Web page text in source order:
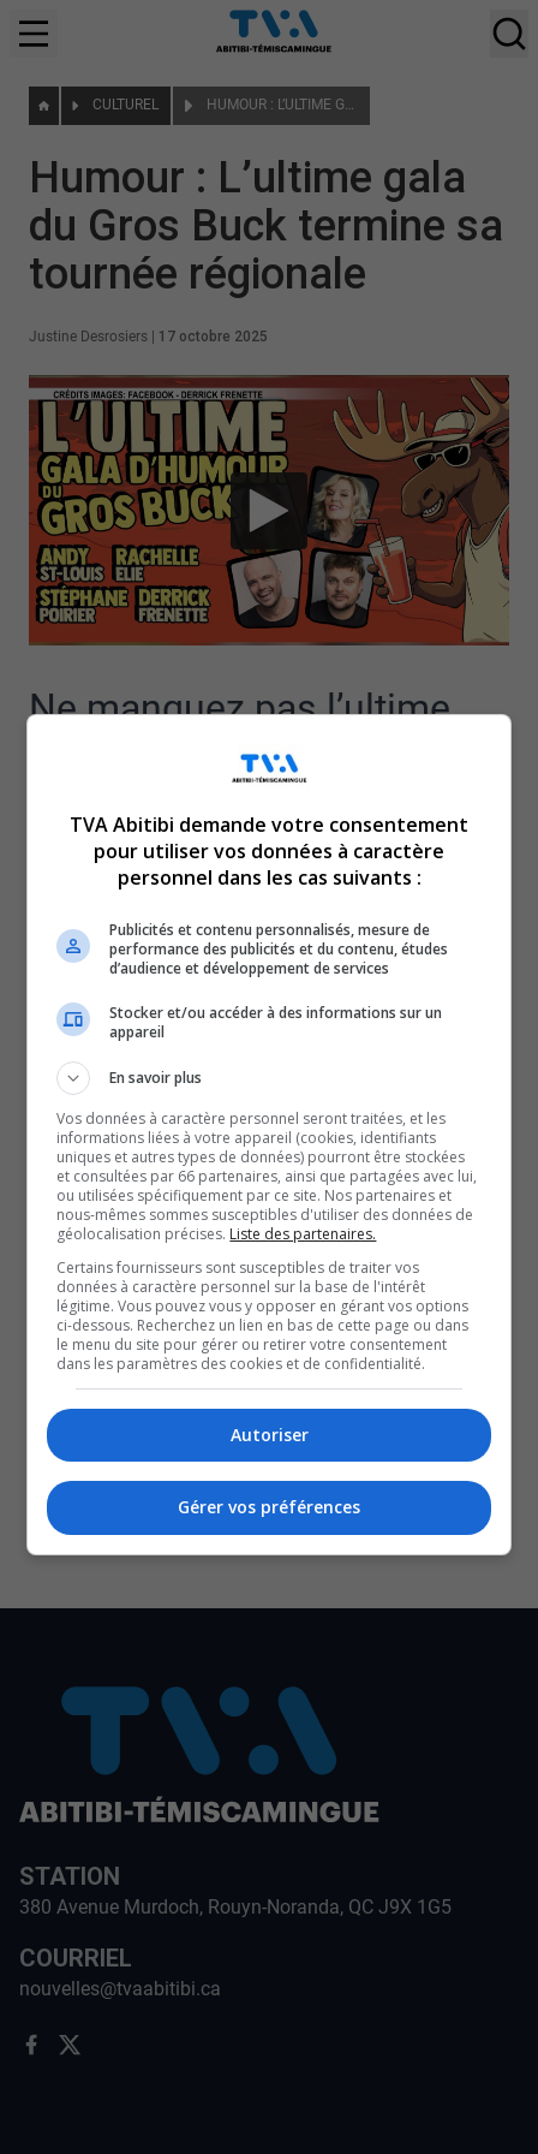
CULTUREL HUMOUR : L’ULTIME GALA DU GROS BUCK TERMINE SA TOURNÉE RÉGIONALE
Humour : L’ultime gala
du Gros Buck termine sa
tournée régionale
Justine Desrosiers 17 octobre 2025
Ne manquez pas l’ultime
édition de cette classique
d’humour inoubliable pour
Le gala du Gros Buck, créé par l’humoriste Valdorien,
relève de venir jouer leur matériel en Abitibi-
Témiscamingue, à travers ses 8 éditions.
Pour clôturer ce rendez-vous humoristique en beauté,
Derrick sera accompagné de trois invités de taille : les
humoristes Rachelle Elie, Stéphane Poirier et Andy St-
Louis!
Le spectacle est présenté ce soir, au Théâtre du cuivre, et
demain au Théâtre Lilianne-Perreault, de La Sarre.
QUESTION DU JOUR
SOUTENIR NOS MÉDIAS, C’EST PROTÉGER NOTRE
CULTURE ET NOTRE ÉCONOMIE
STATION
380 Avenue Murdoch, Rouyn-Noranda, QC J9X 1G5
COURRIEL
nouvelles@tvaabitibi.ca
TVA Abitibi demande votre consentement
pour utiliser vos données à caractère
personnel dans les cas suivants :
Publicités et contenu personnalisés, mesure de
performance des publicités et du contenu, études
d’audience et développement de services
Stocker et/ou accéder à des informations sur un
appareil
En savoir plus
Vos données à caractère personnel seront traitées, et les
informations liées à votre appareil (cookies, identifiants
uniques et autres types de données) pourront être stockées
et consultées par 66 partenaires, ainsi que partagées avec lui,
ou utilisées spécifiquement par ce site. Nos partenaires et
nous-mêmes sommes susceptibles d'utiliser des données de
géolocalisation précises. Liste des partenaires.
Certains fournisseurs sont susceptibles de traiter vos
données à caractère personnel sur la base de l'intérêt
légitime. Vous pouvez vous y opposer en gérant vos options
ci-dessous. Recherchez un lien en bas de cette page ou dans
le menu du site pour gérer ou retirer votre consentement
dans les paramètres des cookies et de confidentialité.
Autoriser
Gérer vos préférences